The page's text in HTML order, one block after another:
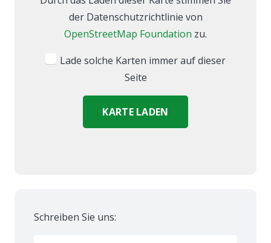
der Datenschutzrichtlinie von
OpenStreetMap Foundation zu.
Lade solche Karten immer auf dieser
Seite
KARTE LADEN
Schreiben Sie uns: